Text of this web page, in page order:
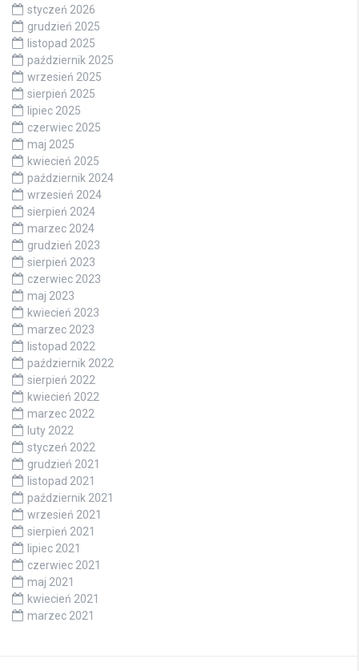
styczeń 2026
grudzień 2025
listopad 2025
październik 2025
wrzesień 2025
sierpień 2025
lipiec 2025
czerwiec 2025
maj 2025
kwiecień 2025
październik 2024
wrzesień 2024
sierpień 2024
marzec 2024
grudzień 2023
sierpień 2023
czerwiec 2023
maj 2023
kwiecień 2023
marzec 2023
listopad 2022
październik 2022
sierpień 2022
kwiecień 2022
marzec 2022
luty 2022
styczeń 2022
grudzień 2021
listopad 2021
październik 2021
wrzesień 2021
sierpień 2021
lipiec 2021
czerwiec 2021
maj 2021
kwiecień 2021
marzec 2021